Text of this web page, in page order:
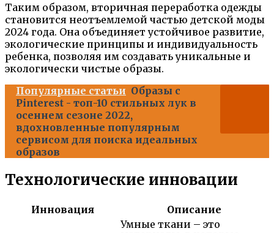
Таким образом, вторичная переработка одежды
становится неотъемлемой частью детской моды
2024 года. Она объединяет устойчивое развитие,
экологические принципы и индивидуальность
ребенка, позволяя им создавать уникальные и
экологически чистые образы.
Популярные статьи Образы с
Pinterest - топ-10 стильных лук в
осеннем сезоне 2022,
вдохновленные популярным
сервисом для поиска идеальных
образов
Технологические инновации
Инновация Описание
Умные ткани – это